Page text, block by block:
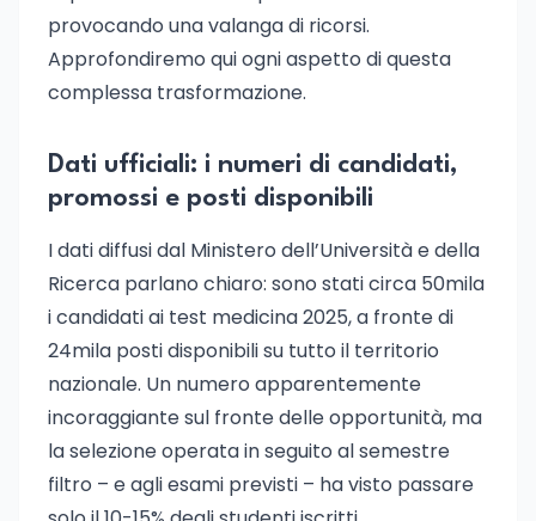
provocando una valanga di ricorsi.
Approfondiremo qui ogni aspetto di questa
complessa trasformazione.
Dati ufficiali: i numeri di candidati,
promossi e posti disponibili
I dati diffusi dal Ministero dell’Università e della
Ricerca parlano chiaro: sono stati circa 50mila
i candidati ai test medicina 2025, a fronte di
24mila posti disponibili su tutto il territorio
nazionale. Un numero apparentemente
incoraggiante sul fronte delle opportunità, ma
la selezione operata in seguito al semestre
filtro – e agli esami previsti – ha visto passare